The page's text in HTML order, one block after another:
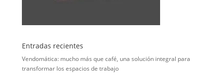
Entradas recientes
Vendomática: mucho más que café, una solución integral para
transformar los espacios de trabajo